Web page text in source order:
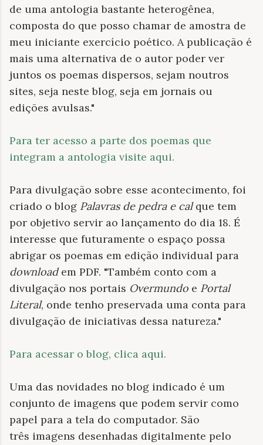
de uma antologia bastante heterogênea,
composta do que posso chamar de amostra de
meu iniciante exercício poético. A publicação é
mais uma alternativa de o autor poder ver
juntos os poemas dispersos, sejam noutros
sites, seja neste blog, seja em jornais ou
edições avulsas."
Para ter acesso a parte dos poemas que
integram a antologia visite aqui.
Para divulgação sobre esse acontecimento, foi
criado o blog Palavras de pedra e calque tem
por objetivo servir ao lançamento do dia 18. É
interesse que futuramente o espaço possa
abrigar os poemas em edição individual para
downloadem PDF. "Também conto com a
divulgação nos portais Overmundo e Portal
Literal, onde tenho preservada uma conta para
divulgação de iniciativas dessa natureza."
Para acessar o blog, clica aqui.
Uma das novidades no blog indicado é um
conjunto de imagens que podem servir como
papel para a tela do computador. São
três imagens desenhadas digitalmente pelo